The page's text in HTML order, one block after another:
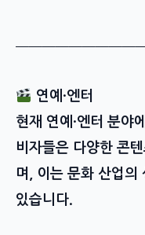
연예·엔터
현재 연예·엔터 분야
비자들은 다양한 콘
며, 이는 문화 산업의
있습니다.